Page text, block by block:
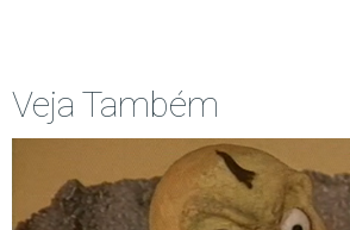
Veja Também